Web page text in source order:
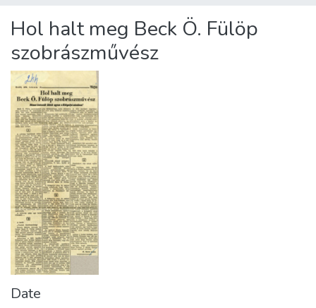
About us
Hol halt meg Beck Ö. Fülöp
szobrászművész
Date